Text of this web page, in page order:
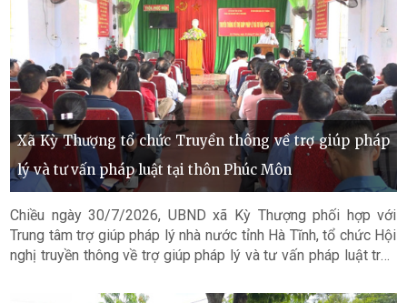
Xã Kỳ Thượng tổ chức Truyền thông về trợ giúp pháp
lý và tư vấn pháp luật tại thôn Phúc Môn
Chiều ngày 30/7/2026, UBND xã Kỳ Thượng phối hợp với
Trung tâm trợ giúp pháp lý nhà nước tỉnh Hà Tĩnh, tổ chức Hội
nghị truyền thông về trợ giúp pháp lý và tư vấn pháp luật trên